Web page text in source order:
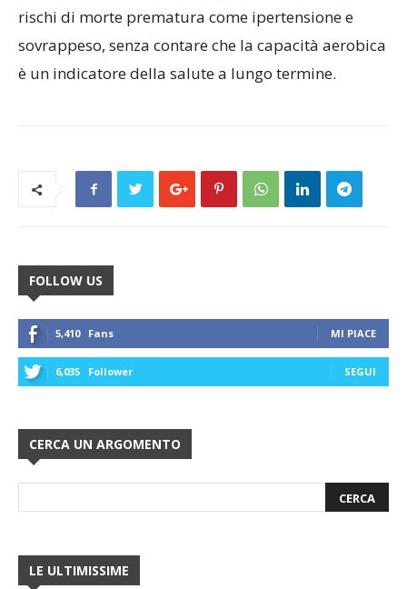
rischi di morte prematura come ipertensione e
sovrappeso, senza contare che la capacità aerobica
è un indicatore della salute a lungo termine.
FOLLOW US
5,410 Fans MI PIACE
6,035 Follower SEGUI
CERCA UN ARGOMENTO
LE ULTIMISSIME